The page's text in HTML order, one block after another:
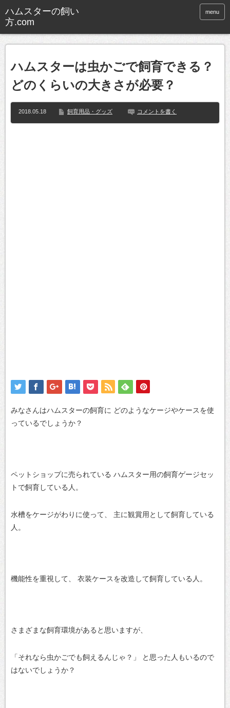
ハムスターの飼い
方.com
menu
ハムスターは虫かごで飼育できる？
どのくらいの大きさが必要？
2018.05.18 飼育用品・グッズ コメントを書く
みなさんはハムスターの飼育に どのようなケージやケースを使
っているでしょうか？
ペットショップに売られている ハムスター用の飼育ゲージセッ
トで飼育している人。
水槽をケージがわりに使って、
主に観賞用として飼育している
人。
機能性を重視して、 衣装ケースを改造して飼育している人。
さまざまな飼育環境があると思いますが、
「それなら虫かごでも飼えるんじゃ？」
と思った人もいるので
はないでしょうか？